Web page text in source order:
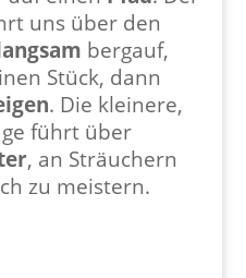
uns über den
bergauf,
Stück, dann
. Die kleinere,
führt über
, an Sträuchern
zu meistern.